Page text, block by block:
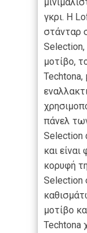
γκρι. Η
στάνταρ
Selection,
μοτίβο,
Techtona,
πάνελ
Selection
και
κορυφή
Selection
μοτίβο
Techtona